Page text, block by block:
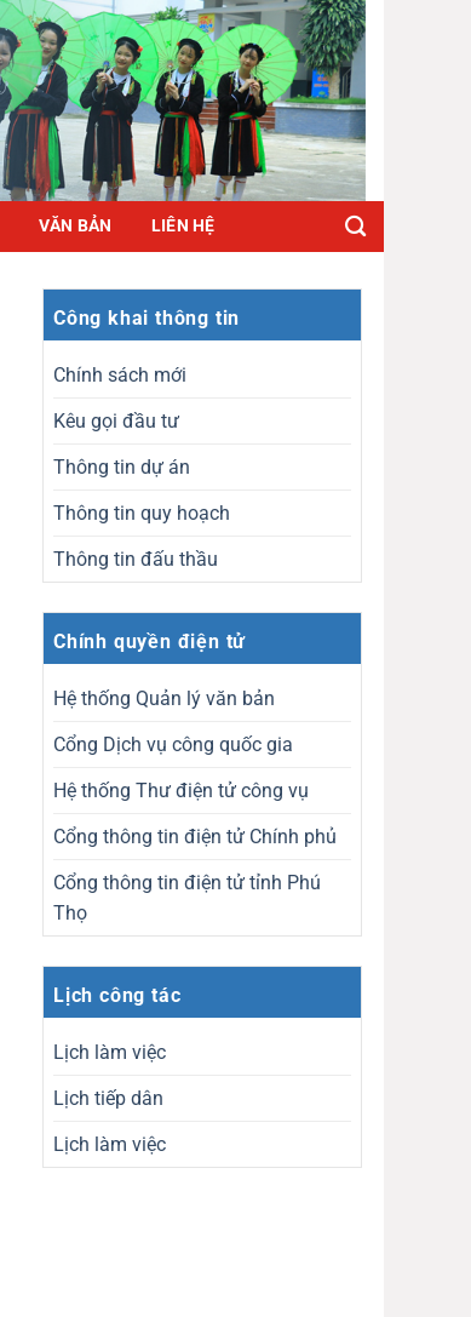
VĂN BẢN LIÊN HỆ
Công khai thông tin
Chính sách mới
Kêu gọi đầu tư
Thông tin dự án
Thông tin quy hoạch
Thông tin đấu thầu
Chính quyền điện tử
Hệ thống Quản lý văn bản
Cổng Dịch vụ công quốc gia
Hệ thống Thư điện tử công vụ
Cổng thông tin điện tử Chính phủ
Cổng thông tin điện tử tỉnh Phú
Thọ
Lịch công tác
Lịch làm việc
Lịch tiếp dân
Lịch làm việc